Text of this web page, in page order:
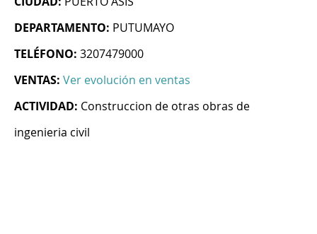
DEPARTAMENTO: PUTUMAYO
TELÉFONO: 3207479000
VENTAS: Ver evolución en ventas
ACTIVIDAD: Construccion de otras obras de
ingenieria civil